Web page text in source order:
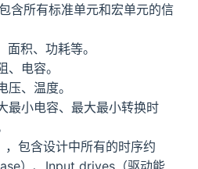
含所有标准单元和宏单元的信
积、功耗等。
电容。
压、温度。
最小电容、最大最小转换时
包含设计中所有的时序约
）、Input drives（驱动能